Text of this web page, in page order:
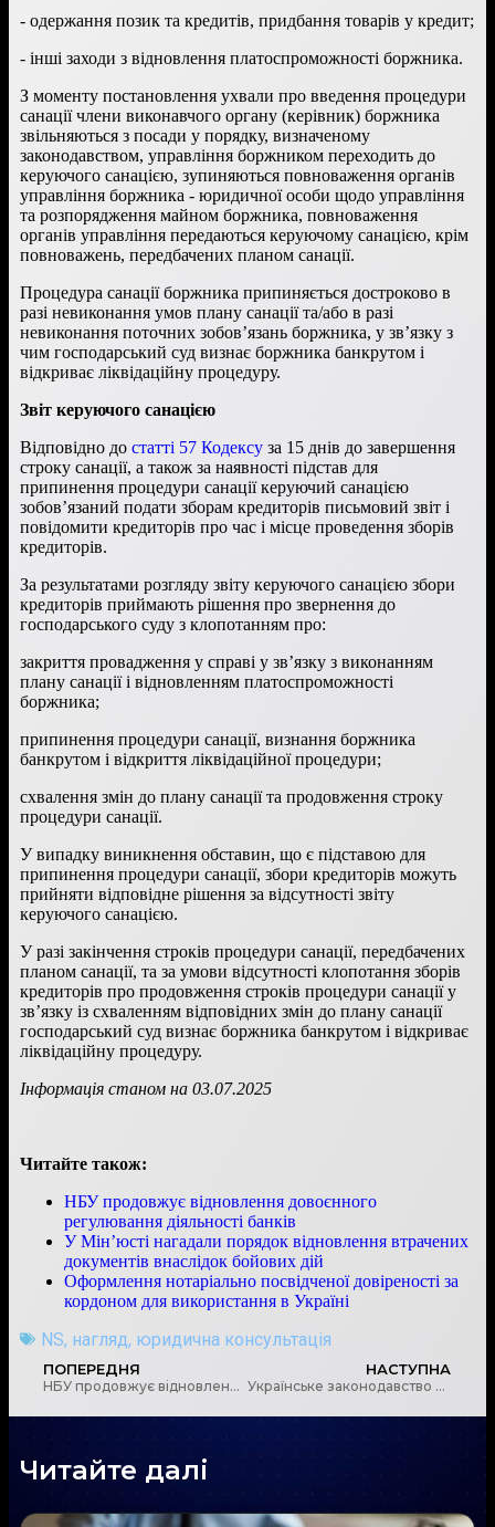
- одержання позик та кредитів, придбання товарів у кредит;
- інші заходи з відновлення платоспроможності боржника.
З моменту постановлення ухвали про введення процедури
санації члени виконавчого органу (керівник) боржника
звільняються з посади у порядку, визначеному
законодавством, управління боржником переходить до
керуючого санацією, зупиняються повноваження органів
управління боржника - юридичної особи щодо управління
та розпорядження майном боржника, повноваження
органів управління передаються керуючому санацією, крім
повноважень, передбачених планом санації.
Процедура санації боржника припиняється достроково в
разі невиконання умов плану санації та/або в разі
невиконання поточних зобов’язань боржника, у зв’язку з
чим господарський суд визнає боржника банкрутом і
відкриває ліквідаційну процедуру.
Звіт керуючого санацією
Відповідно до статті 57 Кодексу за 15 днів до завершення
строку санації, а також за наявності підстав для
припинення процедури санації керуючий санацією
зобов’язаний подати зборам кредиторів письмовий звіт і
повідомити кредиторів про час і місце проведення зборів
кредиторів.
За результатами розгляду звіту керуючого санацією збори
кредиторів приймають рішення про звернення до
господарського суду з клопотанням про:
закриття провадження у справі у зв’язку з виконанням
плану санації і відновленням платоспроможності
боржника;
припинення процедури санації, визнання боржника
банкрутом і відкриття ліквідаційної процедури;
схвалення змін до плану санації та продовження строку
процедури санації.
У випадку виникнення обставин, що є підставою для
припинення процедури санації, збори кредиторів можуть
прийняти відповідне рішення за відсутності звіту
керуючого санацією.
У разі закінчення строків процедури санації, передбачених
планом санації, та за умови відсутності клопотання зборів
кредиторів про продовження строків процедури санації у
зв’язку із схваленням відповідних змін до плану санації
господарський суд визнає боржника банкрутом і відкриває
ліквідаційну процедуру.
Інформація станом на 03.07.2025
Читайте також:
НБУ продовжує відновлення довоєнного
регулювання діяльності банків
У Мін’юсті нагадали порядок відновлення втрачених
документів внаслідок бойових дій
Оформлення нотаріально посвідченої довіреності за
кордоном для використання в Україні
NS, нагляд, юридична консультація
ПОПЕРЕДНЯ
НБУ продовжує відновлення довоєнного регулювання діяльності банків
НАСТУПНА
Українське законодавство передбачає чіткий порядок зміни прізвища, власного імені чи навіть по батькові
Читайте далі